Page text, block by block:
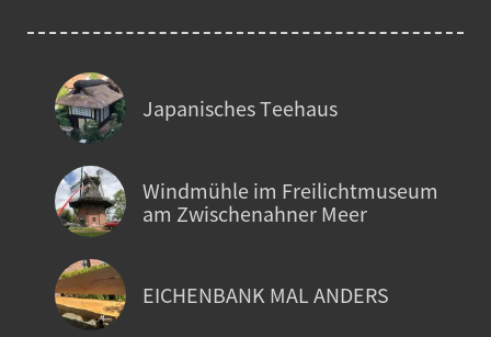
Japanisches Teehaus
Windmühle im Freilichtmuseum
am Zwischenahner Meer
EICHENBANK MAL ANDERS